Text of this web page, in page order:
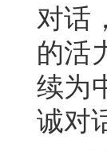
对话
的活
续为
诚对